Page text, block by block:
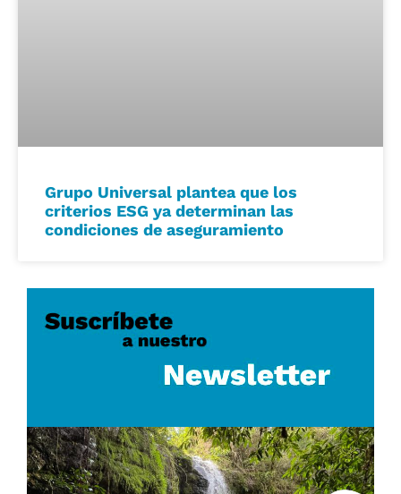
Grupo Universal plantea que los
criterios ESG ya determinan las
condiciones de aseguramiento